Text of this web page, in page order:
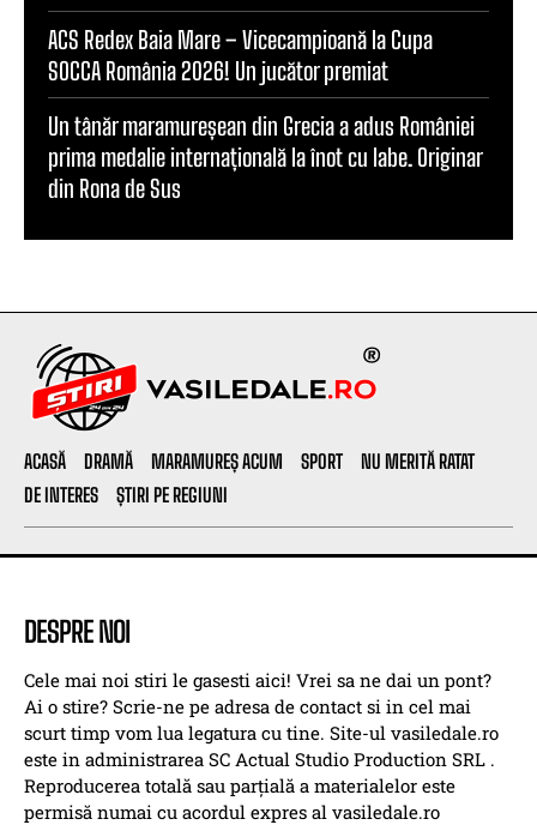
ACS Redex Baia Mare – Vicecampioană la Cupa
SOCCA România 2026! Un jucător premiat
Un tânăr maramureșean din Grecia a adus României
prima medalie internațională la înot cu labe. Originar
din Rona de Sus
ACASĂ DRAMĂ MARAMUREȘ ACUM SPORT
NU MERITĂ RATAT
DE INTERES
ȘTIRI PE REGIUNI
DESPRE NOI
Cele mai noi stiri le gasesti aici! Vrei sa ne dai un pont?
Ai o stire? Scrie-ne pe adresa de contact si in cel mai
scurt timp vom lua legatura cu tine. Site-ul vasiledale.ro
este in administrarea SC Actual Studio Production SRL .
Reproducerea totală sau parțială a materialelor este
permisă numai cu acordul expres al vasiledale.ro